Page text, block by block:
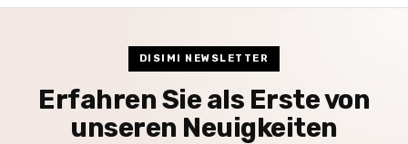
DISIMI NEWSLETTER
Erfahren Sie als Erste von
unseren Neuigkeiten